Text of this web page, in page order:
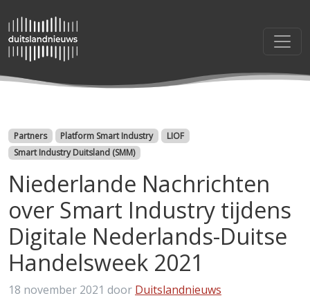
Categorieën
Partners Platform Smart Industry
LIOF
Smart Industry Duitsland (SMM)
Niederlande Nachrichten
over Smart Industry tijdens
Digitale Nederlands-Duitse
Handelsweek 2021
18 november 2021 door Duitslandnieuws